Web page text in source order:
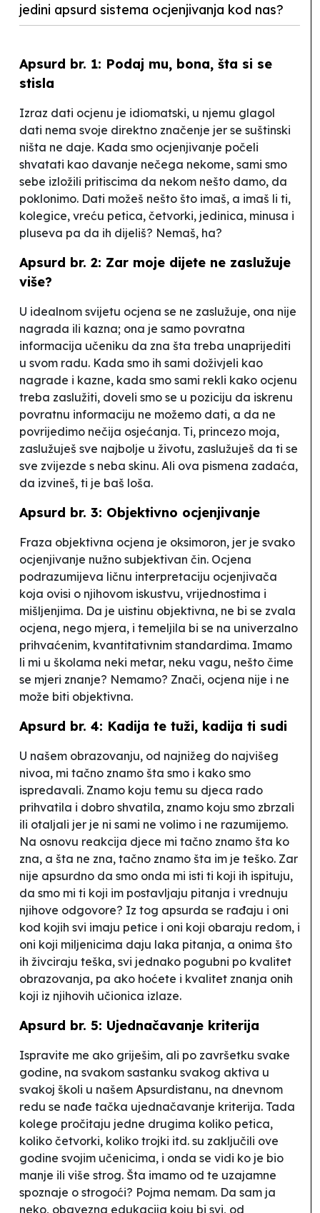
jedini apsurd sistema ocjenjivanja kod nas?
Apsurd br. 1: Podaj mu, bona, šta si se
stisla
Izraz dati ocjenu je idiomatski, u njemu glagol
dati nema svoje direktno značenje jer se suštinski
ništa ne daje. Kada smo ocjenjivanje počeli
shvatati kao davanje nečega nekome, sami smo
sebe izložili pritiscima da nekom nešto damo, da
poklonimo. Dati možeš nešto što imaš, a imaš li ti,
kolegice, vreću petica, četvorki, jedinica, minusa i
pluseva pa da ih dijeliš? Nemaš, ha?
Apsurd br. 2: Zar moje dijete ne zaslužuje
više?
U idealnom svijetu ocjena se ne zaslužuje, ona nije
nagrada ili kazna; ona je samo povratna
informacija učeniku da zna šta treba unaprijediti
u svom radu. Kada smo ih sami doživjeli kao
nagrade i kazne, kada smo sami rekli kako ocjenu
treba zaslužiti, doveli smo se u poziciju da iskrenu
povratnu informaciju ne možemo dati, a da ne
povrijedimo nečija osjećanja. Ti, princezo moja,
zaslužuješ sve najbolje u životu, zaslužuješ da ti se
sve zvijezde s neba skinu. Ali ova pismena zadaća,
da izvineš, ti je baš loša.
Apsurd br. 3: Objektivno ocjenjivanje
Fraza objektivna ocjena je oksimoron, jer je svako
ocjenjivanje nužno subjektivan čin. Ocjena
podrazumijeva ličnu interpretaciju ocjenjivača
koja ovisi o njihovom iskustvu, vrijednostima i
mišljenjima. Da je uistinu objektivna, ne bi se zvala
ocjena, nego mjera, i temeljila bi se na univerzalno
prihvaćenim, kvantitativnim standardima. Imamo
li mi u školama neki metar, neku vagu, nešto čime
se mjeri znanje? Nemamo? Znači, ocjena nije i ne
može biti objektivna.
Apsurd br. 4: Kadija te tuži, kadija ti sudi
U našem obrazovanju, od najnižeg do najvišeg
nivoa, mi tačno znamo šta smo i kako smo
ispredavali. Znamo koju temu su djeca rado
prihvatila i dobro shvatila, znamo koju smo zbrzali
ili otaljali jer je ni sami ne volimo i ne razumijemo.
Na osnovu reakcija djece mi tačno znamo šta ko
zna, a šta ne zna, tačno znamo šta im je teško. Zar
nije apsurdno da smo onda mi isti ti koji ih ispituju,
da smo mi ti koji im postavljaju pitanja i vrednuju
njihove odgovore? Iz tog apsurda se rađaju i oni
kod kojih svi imaju petice i oni koji obaraju redom, i
oni koji miljenicima daju laka pitanja, a onima što
ih živciraju teška, svi jednako pogubni po kvalitet
obrazovanja, pa ako hoćete i kvalitet znanja onih
koji iz njihovih učionica izlaze.
Apsurd br. 5: Ujednačavanje kriterija
Ispravite me ako griješim, ali po završetku svake
godine, na svakom sastanku svakog aktiva u
svakoj školi u našem Apsurdistanu, na dnevnom
redu se nađe tačka ujednačavanje kriterija. Tada
kolege pročitaju jedne drugima koliko petica,
koliko četvorki, koliko trojki itd. su zaključili ove
godine svojim učenicima, i onda se vidi ko je bio
manje ili više strog. Šta imamo od te uzajamne
spoznaje o strogoći? Pojma nemam. Da sam ja
neko, obavezna edukacija koju bi svi, od